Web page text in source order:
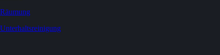
Räumung
Unterhaltsreinigung